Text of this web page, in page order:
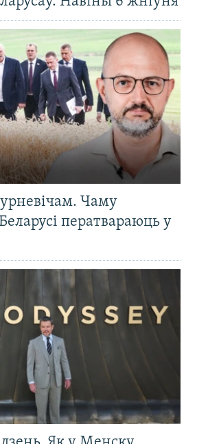
Чаму
ператвараюць у